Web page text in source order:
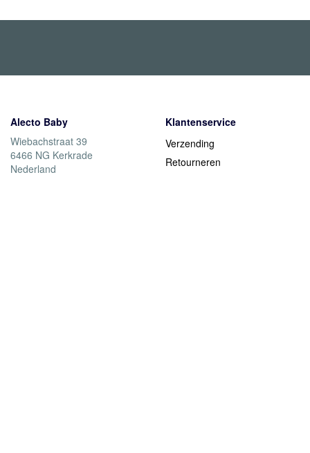
Alecto Baby
Wiebachstraat 39
6466 NG Kerkrade
Nederland
Klantenservice
Verzending
Retourneren